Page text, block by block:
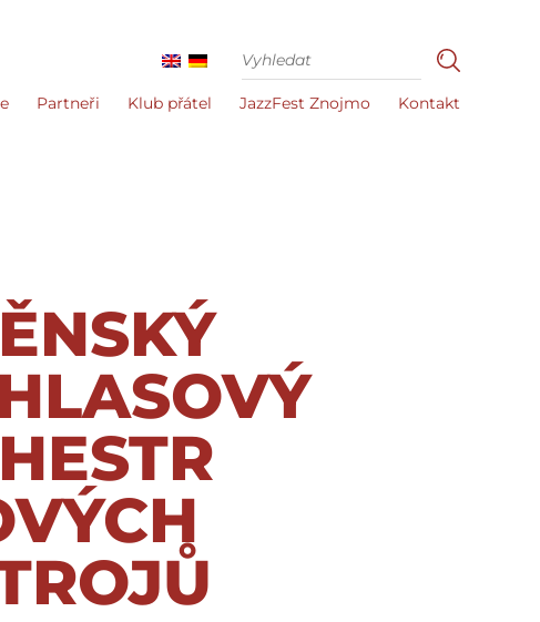
Partneři Klub přátel JazzFest Znojmo Kontakt